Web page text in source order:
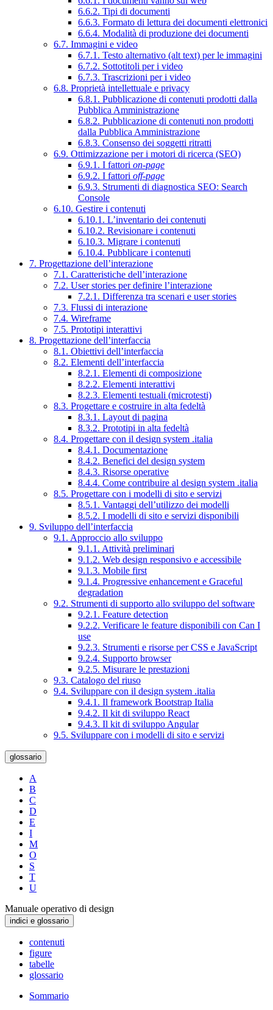
6.6.2. Tipi di documenti
6.6.3. Formato di lettura dei documenti elettronici
6.6.4. Modalità di produzione dei documenti
6.7. Immagini e video
6.7.1. Testo alternativo (alt text) per le immagini
6.7.2. Sottotitoli per i video
6.7.3. Trascrizioni per i video
6.8. Proprietà intellettuale e privacy
6.8.1. Pubblicazione di contenuti prodotti dalla
Pubblica Amministrazione
6.8.2. Pubblicazione di contenuti non prodotti
dalla Pubblica Amministrazione
6.8.3. Consenso dei soggetti ritratti
6.9. Ottimizzazione per i motori di ricerca (SEO)
6.9.1. I fattori on-page
6.9.2. I fattori off-page
6.9.3. Strumenti di diagnostica SEO: Search
Console
6.10. Gestire i contenuti
6.10.1. L’inventario dei contenuti
6.10.2. Revisionare i contenuti
6.10.3. Migrare i contenuti
6.10.4. Pubblicare i contenuti
7. Progettazione dell’interazione
7.1. Caratteristiche dell’interazione
7.2. User stories per definire l’interazione
7.2.1. Differenza tra scenari e user stories
7.3. Flussi di interazione
7.4. Wireframe
7.5. Prototipi interattivi
8. Progettazione dell’interfaccia
8.1. Obiettivi dell’interfaccia
8.2. Elementi dell’interfaccia
8.2.1. Elementi di composizione
8.2.2. Elementi interattivi
8.2.3. Elementi testuali (microtesti)
8.3. Progettare e costruire in alta fedeltà
8.3.1. Layout di pagina
8.3.2. Prototipi in alta fedeltà
8.4. Progettare con il design system .italia
8.4.1. Documentazione
8.4.2. Benefici del design system
8.4.3. Risorse operative
8.4.4. Come contribuire al design system .italia
8.5. Progettare con i modelli di sito e servizi
8.5.1. Vantaggi dell’utilizzo dei modelli
8.5.2. I modelli di sito e servizi disponibili
9. Sviluppo dell’interfaccia
9.1. Approccio allo sviluppo
9.1.1. Attività preliminari
9.1.2. Web design responsivo e accessibile
9.1.3. Mobile first
9.1.4. Progressive enhancement e Graceful
degradation
9.2. Strumenti di supporto allo sviluppo del software
9.2.1. Feature detection
9.2.2. Verificare le feature disponibili con Can I
use
9.2.3. Strumenti e risorse per CSS e JavaScript
9.2.4. Supporto browser
9.2.5. Misurare le prestazioni
9.3. Catalogo del riuso
9.4. Sviluppare con il design system .italia
9.4.1. Il framework Bootstrap Italia
9.4.2. Il kit di sviluppo React
9.4.3. Il kit di sviluppo Angular
9.5. Sviluppare con i modelli di sito e servizi
glossario
A
B
C
D
E
I
M
O
S
T
U
Manuale operativo di design
indici e glossario
contenuti
figure
tabelle
glossario
Sommario